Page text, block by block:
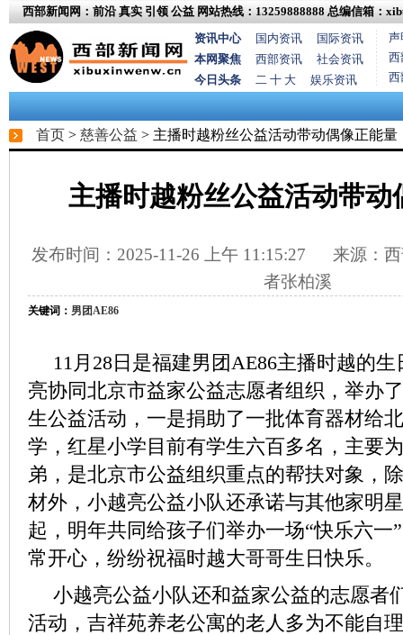
西部新闻网：前沿 真实 引领 公益 网站热线：13259888888 总编信箱：
资讯中心
国内资讯
国际资讯
本网聚焦
西部资讯
社会资讯
今日头条
二 十 大 娱乐资讯
声
西
西
首页 > 慈善公益 > 主播时越粉丝公益活动带动偶像正能量
主播时越粉丝公益活动带动
发布时间：2025-11-26 上午 11:15:27 来源：西
者张柏溪
关键词： 男团AE86
11月28日是福建男团AE86主播时越的
亮协同北京市益家公益志愿者组织，举办
生公益活动，一是捐助了一批体育器材给
学，红星小学目前有学生六百多名，主要
弟，是北京市公益组织重点的帮扶对象，
材外，小越亮公益小队还承诺与其他家明
起，明年共同给孩子们举办一场“快乐六一
常开心，纷纷祝福时越大哥哥生日快乐。
小越亮公益小队还和益家公益的志愿者
活动，吉祥苑养老公寓的老人多为不能自